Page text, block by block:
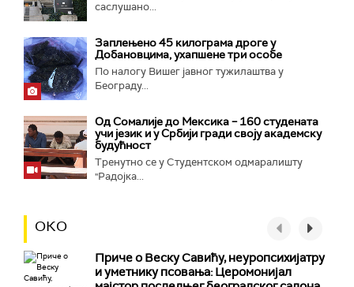
саслушано...
Заплењено 45 килограма дроге у
Добановцима, ухапшене три особе
По налогу Вишег јавног тужилаштва у
Београду...
Од Сомалије до Мексика – 160 студената
учи језик и у Србији гради своју академску
будућност
Тренутно се у Студентском одмаралишту
"Радојка...
ОКО
Приче о Веску Савићу, неуропсихијатру
и уметнику псовања: Церомонијал